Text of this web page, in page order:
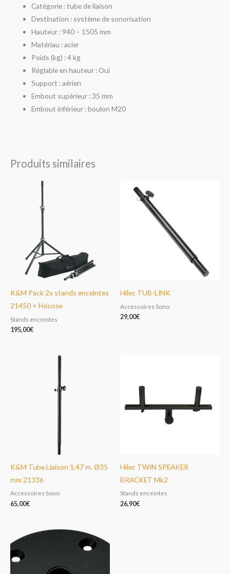
Catégorie : tube de liaison
Destination : système de sonorisation
Hauteur : 940 – 1505 mm
Matériau : acier
Poids (kg) : 4 kg
Réglable en hauteur : Oui
Support : aérien
Embout supérieur : 35 mm
Embout inférieur : boulon M20
Produits similaires
K&M Pack 2x stands enceintes
21450 + Housse
Stands enceintes
195,00€
Hilec TUB-LINK
Accessoires Sono
29,00€
K&M Tube Liaison 1,47 m. Ø35
mm 21336
Accessoires Sono
65,00€
Hilec TWIN SPEAKER
BRACKET Mk2
Stands enceintes
26,90€